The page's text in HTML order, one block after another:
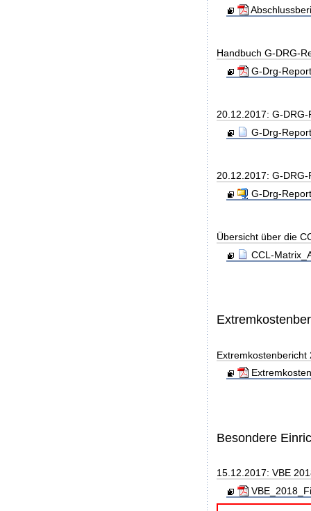
Handbuch G-DRG-
G-Drg-
20.12.2017: G-
G-Drg-
20.12.2017: G-
G-Drg-
Übersicht über die
CCL-
Extremkostenbericht
Besondere
15.12.2017: VBE